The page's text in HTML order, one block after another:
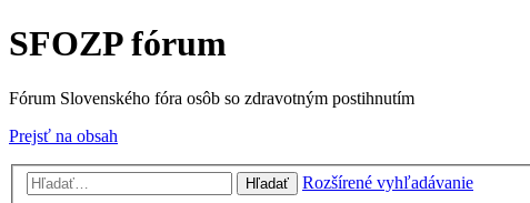
SFOZP fórum
Fórum Slovenského fóra osôb so zdravotným postihnutím
Prejsť na obsah
Hľadať Rozšírené vyhľadávanie